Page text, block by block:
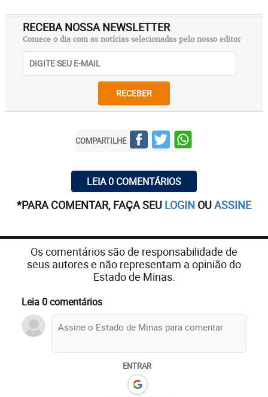
RECEBA NOSSA NEWSLETTER
Comece o dia com as notícias selecionadas pelo nosso editor
RECEBER
COMPARTILHE
LEIA 0 COMENTÁRIOS
*PARA COMENTAR, FAÇA SEU LOGIN OUASSINE
Os comentários são de responsabilidade de
seus autores e não representam a opinião do
Estado de Minas.
Leia 0 comentários
ENTRAR